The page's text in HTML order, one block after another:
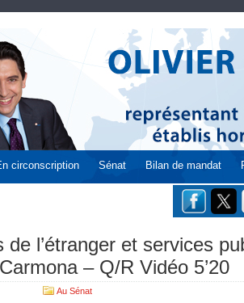
circonscription Sénat Bilan de mandat
de l’étranger et services
– Q/R Vidéo 5’20
Au Sénat